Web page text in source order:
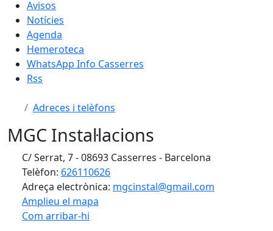
Avisos
Notícies
Agenda
Hemeroteca
WhatsApp Info Casserres
Rss
Adreces i telèfons
MGC Instal·lacions
C/ Serrat, 7 - 08693 Casserres - Barcelona
Telèfon: 626110626
Adreça electrònica: mgcinstal@gmail.com
Amplieu el mapa
Com arribar-hi